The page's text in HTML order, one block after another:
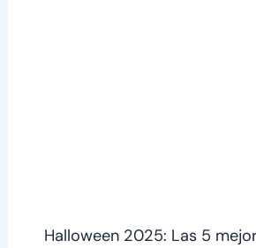
Halloween 2025: Las 5